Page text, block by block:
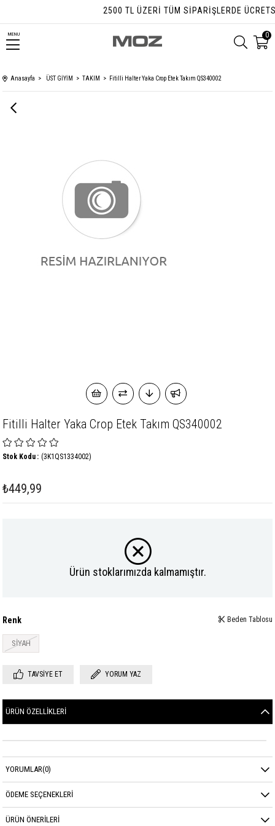
2500 TL ÜZERI TÜM SIPARIŞLERDE
MENU 0
Anasayfa ÜST GİYİM TAKIM Fitilli Halter Yaka Crop Etek Takım QS340002
Fitilli Halter Yaka Crop Etek Takım QS340002
(3K1QS1334002)
Stok Kodu
₺449,99
Ürün stoklarımızda kalmamıştır.
Renk
SİYAH
Beden Tablosu
TAVSIYE ET YORUM YAZ
ÜRÜN ÖZELLIKLERI
YORUMLAR(0)
ÖDEME SEÇENEKLERI
ÜRÜN ÖNERILERI